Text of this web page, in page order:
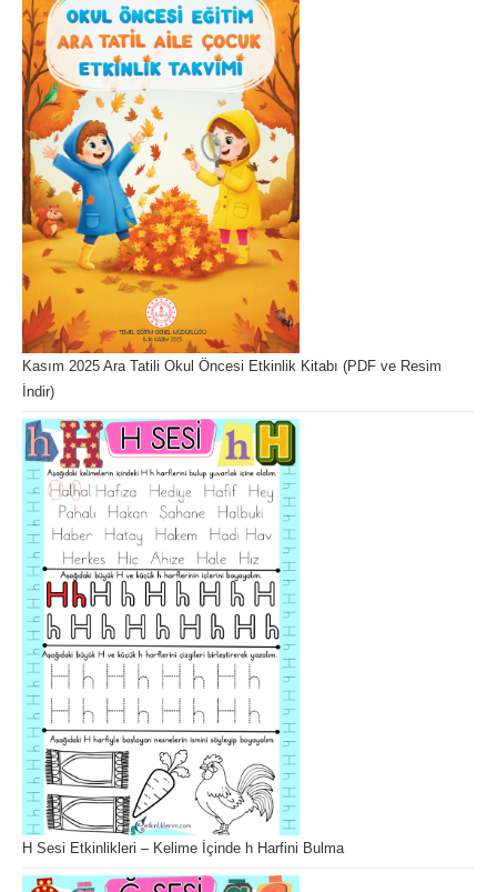
Kasım 2025 Ara Tatili Okul Öncesi Etkinlik Kitabı (PDF ve Resim
İndir)
H Sesi Etkinlikleri – Kelime İçinde h Harfini Bulma